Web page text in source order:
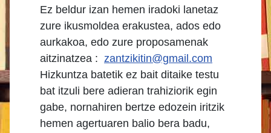
Ez beldur izan hemen iradoki lanetaz
zure ikusmoldea erakustea, ados edo
aurkakoa, edo zure proposamenak
aitzinatzea : zantzikitin@gmail.com
Hizkuntza batetik ez bait ditaike testu
bat itzuli bere adieran trahiziorik egin
gabe, nornahiren bertze edozein iritzik
hemen agertuaren balio bera badu,